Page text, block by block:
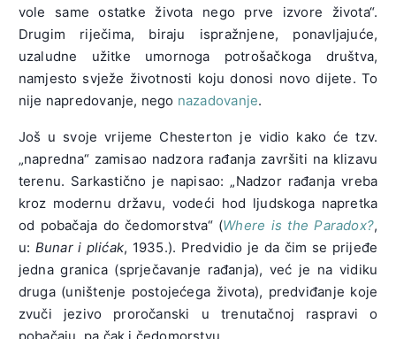
vole same ostatke života nego prve izvore života“.
Drugim riječima, biraju ispražnjene, ponavljajuće,
uzaludne užitke umornoga potrošačkoga društva,
namjesto svježe životnosti koju donosi novo dijete. To
nije napredovanje, nego nazadovanje.
Još u svoje vrijeme Chesterton je vidio kako će tzv.
„napredna“ zamisao nadzora rađanja završiti na klizavu
terenu. Sarkastično je napisao: „Nadzor rađanja vreba
kroz modernu državu, vodeći hod ljudskoga napretka
od pobačaja do čedomorstva“ (Where is the Paradox?,
u: Bunar i plićak, 1935.). Predvidio je da čim se prijeđe
jedna granica (sprječavanje rađanja), već je na vidiku
druga (uništenje postojećega života), predviđanje koje
zvuči jezivo proročanski u trenutačnoj raspravi o